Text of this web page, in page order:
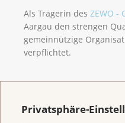
Privatsphäre-
Als Trägerin des ZEWO -
Aargau den strengen
gemeinnützige
verpflichtet.